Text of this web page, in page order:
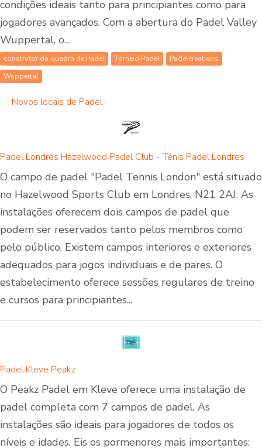
condições ideais tanto para principiantes como para
jogadores avançados. Com a abertura do Padel Valley
Wuppertal, o...
construtor da quadra de Padel Torneio Padel
Padelcreations
Wuppertal
Novos locais de Padel
Padel Londres Hazelwood Padel Club - Ténis Padel Londres
O campo de padel "Padel Tennis London" está situado
no Hazelwood Sports Club em Londres, N21 2AJ. As
instalações oferecem dois campos de padel que
podem ser reservados tanto pelos membros como
pelo público. Existem campos interiores e exteriores
adequados para jogos individuais e de pares. O
estabelecimento oferece sessões regulares de treino
e cursos para principiantes...
Padel Kleve Peakz
O Peakz Padel em Kleve oferece uma instalação de
padel completa com 7 campos de padel. As
instalações são ideais para jogadores de todos os
níveis e idades. Eis os pormenores mais importantes: